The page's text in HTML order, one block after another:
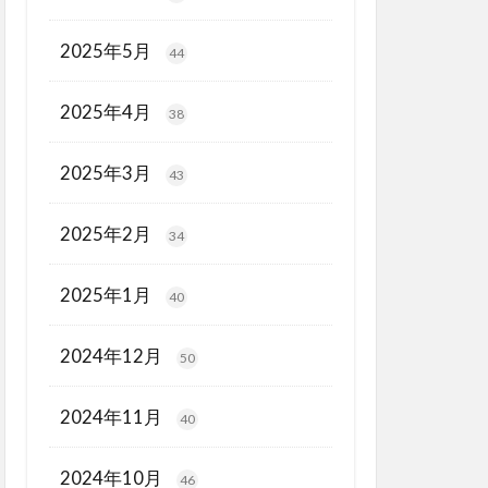
2025年5月 44
2025年4月 38
2025年3月 43
2025年2月 34
2025年1月 40
2024年12月 50
2024年11月 40
2024年10月 46